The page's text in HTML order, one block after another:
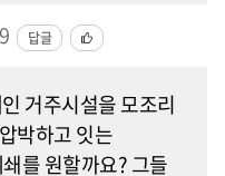
답글
거주시설을 모조리
박하고 잇는
를 원할까요? 그들